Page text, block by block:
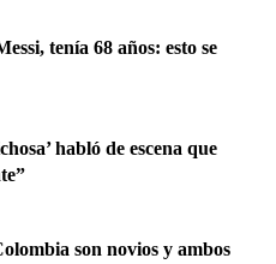
tenía 68 años: esto se
habló de escena que
son novios y ambos